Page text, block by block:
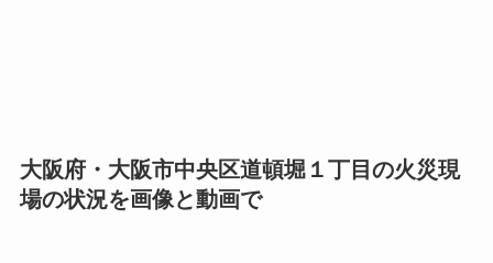
大阪府・大阪市中央区道頓堀１丁目の火災現
場の状況を画像と動画で